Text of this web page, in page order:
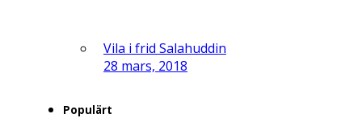
Vila i frid Salahuddin
28 mars, 2018
Populärt